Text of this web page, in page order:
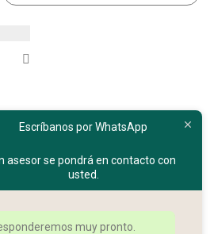
Escríbanos por WhatsApp
asesor se pondrá en contacto con
usted.
muy pronto.